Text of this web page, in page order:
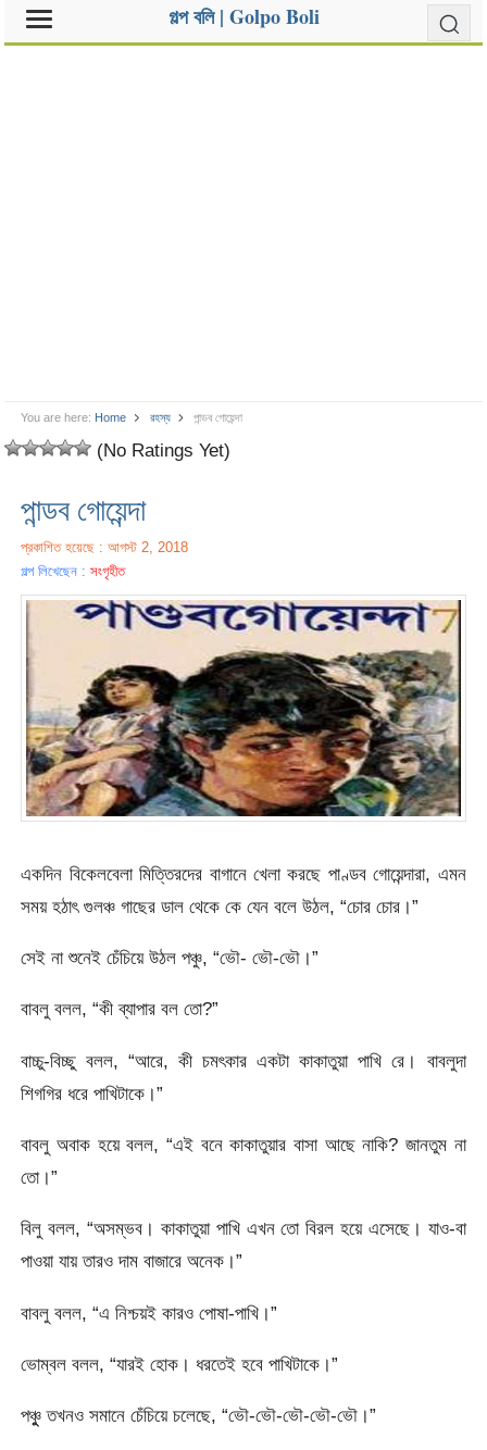
গল্প বলি | Golpo Boli
You are here: Home রহস্য পান্ডব গোয়েন্দা
(No Ratings Yet)
পান্ডব গোয়েন্দা
প্রকাশিত হয়েছে : আগস্ট 2, 2018
গল্প লিখেছেন :সংগৃহীত
একদিন বিকেলবেলা মিত্তিরদের বাগানে খেলা করছে পাণ্ডব গোয়েন্দারা, এমন
সময় হঠাৎ গুলঞ্চ গাছের ডাল থেকে কে যেন বলে উঠল, “চোর চোর।”
সেই না শুনেই চেঁচিয়ে উঠল পঞ্চু, “ভৌ- ভৌ-ভৌ।”
বাবলু বলল, “কী ব্যাপার বল তো?”
বাচ্চু-বিচ্ছু বলল, “আরে, কী চমৎকার একটা কাকাতুয়া পাখি রে। বাবলুদা
শিগগির ধরে পাখিটাকে।”
বাবলু অবাক হয়ে বলল, “এই বনে কাকাতুয়ার বাসা আছে নাকি? জানতুম না
তো।”
বিলু বলল, “অসম্ভব। কাকাতুয়া পাখি এখন তো বিরল হয়ে এসেছে। যাও-বা
পাওয়া যায় তারও দাম বাজারে অনেক।”
বাবলু বলল, “এ নিশ্চয়ই কারও পোষা-পাখি।”
ভোম্বল বলল, “যারই হোক। ধরতেই হবে পাখিটাকে।”
পঞ্চুু তখনও সমানে চেঁচিয়ে চলেছে, “ভৌ-ভৌ-ভৌ-ভৌ-ভৌ।”